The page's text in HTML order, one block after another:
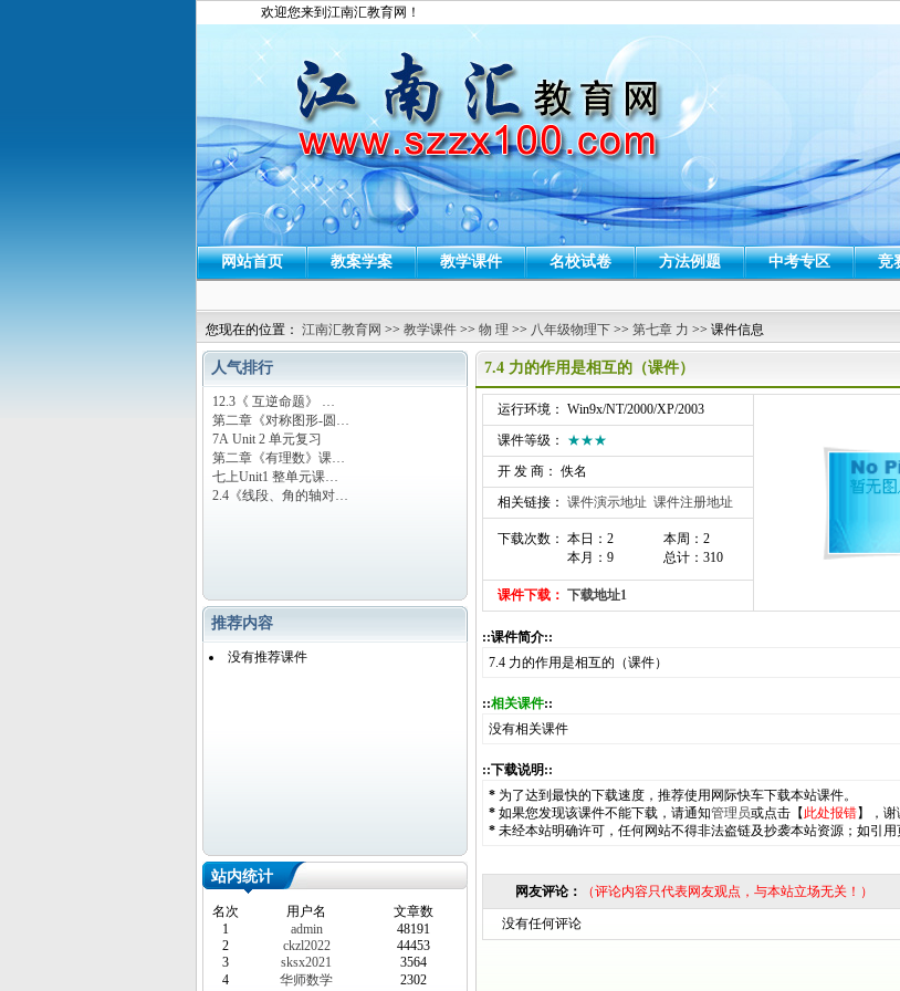
欢迎您来到江南汇教育网！
网站首页 教案学案 教学课件 名校试卷 方法例题 中考专区 竞
您现在的位置： 江南汇教育网 >> 教学课件 >> 物 理 >> 八年级物理下 >> 第七章 力 >> 课件信息
人气排行
12.3《 互逆命题》 …
第二章《对称图形-圆…
7A Unit 2 单元复习
第二章《有理数》课…
七上Unit1 整单元课…
2.4《线段、角的轴对…
推荐内容
没有推荐课件
站内统计
名次 用户名
文章数
1
admin
48191
2
ckzl2022
44453
3
sksx2021
3564
4
华师数学
2302
7.4 力的作用是相互的（课件）
运行环境： Win9x/NT/2000/XP/2003
课件等级： ★★★
开 发 商： 佚名
相关链接： 课件演示地址 课件注册地址
下载次数： 本日：2
本月：9
本周：2
总计：310
课件下载： 下载地址1
::课件简介::
7.4 力的作用是相互的（课件）
::相关课件::
没有相关课件
::下载说明::
* 为了达到最快的下载速度，推荐使用网际快车下载本站课件。
* 如果您发现该课件不能下载，请通知管理员或点击【 此处报错】，谢
* 未经本站明确许可，任何网站不得非法盗链及抄袭本站资源；如引
网友评论： （评论内容只代表网友观点，与本站立场无关！）
没有任何评论